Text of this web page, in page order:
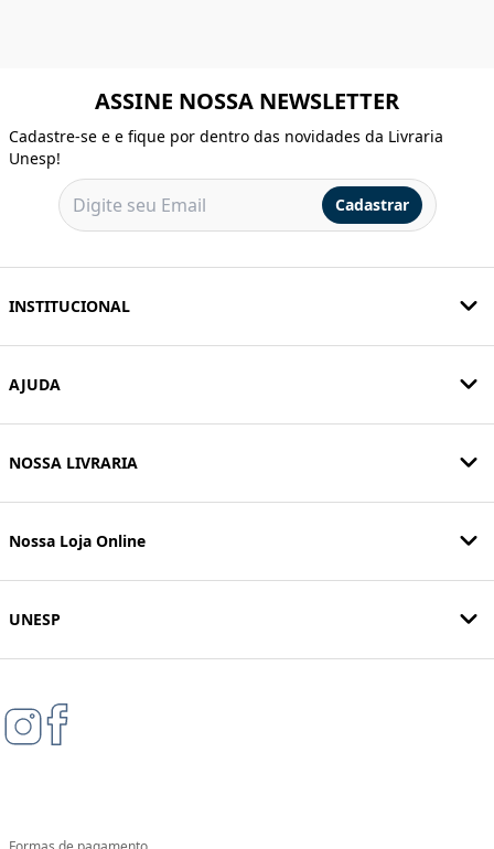
ASSINE NOSSA NEWSLETTER
Cadastre-se e e fique por dentro das novidades da Livraria
Unesp!
Cadastrar
INSTITUCIONAL
AJUDA
NOSSA LIVRARIA
Nossa Loja Online
UNESP